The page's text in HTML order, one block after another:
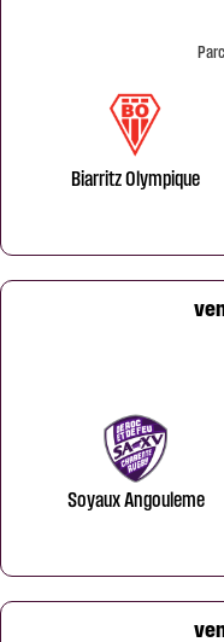
Biarritz Olympique
Soyaux Angouleme